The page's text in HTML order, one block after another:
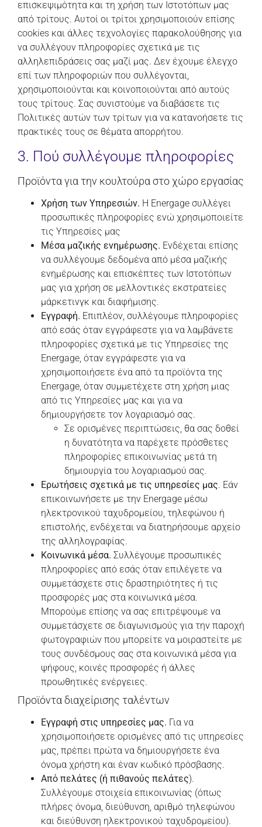
επισκεψιμότητα και τη χρήση των Ιστοτόπων μας
από τρίτους. Αυτοί οι τρίτοι χρησιμοποιούν επίσης
cookies και άλλες τεχνολογίες παρακολούθησης για
να συλλέγουν πληροφορίες σχετικά με τις
αλληλεπιδράσεις σας μαζί μας. Δεν έχουμε έλεγχο
επί των πληροφοριών που συλλέγονται,
χρησιμοποιούνται και κοινοποιούνται από αυτούς
τους τρίτους. Σας συνιστούμε να διαβάσετε τις
Πολιτικές αυτών των τρίτων για να κατανοήσετε τις
πρακτικές τους σε θέματα απορρήτου.
3. Πού συλλέγουμε πληροφορίες
Προϊόντα για την κουλτούρα στο χώρο εργασίας
Χρήση των Υπηρεσιών. Η Energage συλλέγει
προσωπικές πληροφορίες ενώ χρησιμοποιείτε
τις Υπηρεσίες μας
Μέσα μαζικής ενημέρωσης. Ενδέχεται επίσης
να συλλέγουμε δεδομένα από μέσα μαζικής
ενημέρωσης και επισκέπτες των Ιστοτόπων
μας για χρήση σε μελλοντικές εκστρατείες
μάρκετινγκ και διαφήμισης.
Εγγραφή. Επιπλέον, συλλέγουμε πληροφορίες
από εσάς όταν εγγράφεστε για να λαμβάνετε
πληροφορίες σχετικά με τις Υπηρεσίες της
Energage, όταν εγγράφεστε για να
χρησιμοποιήσετε ένα από τα προϊόντα της
Energage, όταν συμμετέχετε στη χρήση μιας
από τις Υπηρεσίες μας και για να
δημιουργήσετε τον λογαριασμό σας.
Σε ορισμένες περιπτώσεις, θα σας δοθεί
η δυνατότητα να παρέχετε πρόσθετες
πληροφορίες επικοινωνίας μετά τη
δημιουργία του λογαριασμού σας.
Ερωτήσεις σχετικά με τις υπηρεσίες μας. Εάν
επικοινωνήσετε με την Energage μέσω
ηλεκτρονικού ταχυδρομείου, τηλεφώνου ή
επιστολής, ενδέχεται να διατηρήσουμε αρχείο
της αλληλογραφίας.
Κοινωνικά μέσα. Συλλέγουμε προσωπικές
πληροφορίες από εσάς όταν επιλέγετε να
συμμετάσχετε στις δραστηριότητες ή τις
προσφορές μας στα κοινωνικά μέσα.
Μπορούμε επίσης να σας επιτρέψουμε να
συμμετάσχετε σε διαγωνισμούς για την παροχή
φωτογραφιών που μπορείτε να μοιραστείτε με
τους συνδέσμους σας στα κοινωνικά μέσα για
ψήφους, κοινές προσφορές ή άλλες
προωθητικές ενέργειες.
Προϊόντα διαχείρισης ταλέντων
Εγγραφή στις υπηρεσίες μας. Για να
χρησιμοποιήσετε ορισμένες από τις υπηρεσίες
μας, πρέπει πρώτα να δημιουργήσετε ένα
όνομα χρήστη και έναν κωδικό πρόσβασης.
Από πελάτες (ή πιθανούς πελάτες).
Συλλέγουμε στοιχεία επικοινωνίας (όπως
πλήρες όνομα, διεύθυνση, αριθμό τηλεφώνου
και διεύθυνση ηλεκτρονικού ταχυδρομείου).